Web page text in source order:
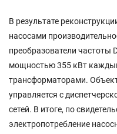
В результате
насосами
преобразователи частоты
мощностью 355 кВт
трансформаторами.
управляется с
сетей. В итоге, по
электропотребление